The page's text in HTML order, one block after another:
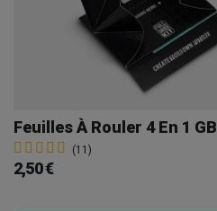
Feuilles À Rouler 4 En 1 GB
(11)
2,50 €